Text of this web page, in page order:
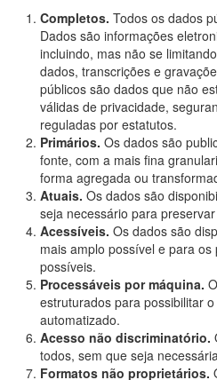
Completos. Todos os dados
Dados são informações
incluindo, mas não se
dados, transcrições e
públicos são dados que não
válidas de privacidade,
reguladas por estatutos.
Primários. Os dados são
fonte, com a mais fina
forma agregada ou
Atuais. Os dados são
seja necessário para
Acessíveis. Os dados são
mais amplo possível e para
possíveis.
Processáveis por máquina.
estruturados para possibilitar
automatizado.
Acesso não discriminatório.
todos, sem que seja
Formatos não proprietários.